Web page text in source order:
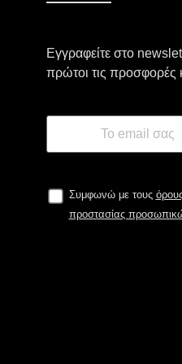
Εγγραφείτε στο
πρώτοι τις προσφορές
Συμφωνώ με τους
προστασίας